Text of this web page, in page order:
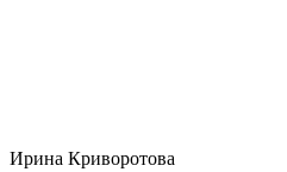
Ирина Криворотова